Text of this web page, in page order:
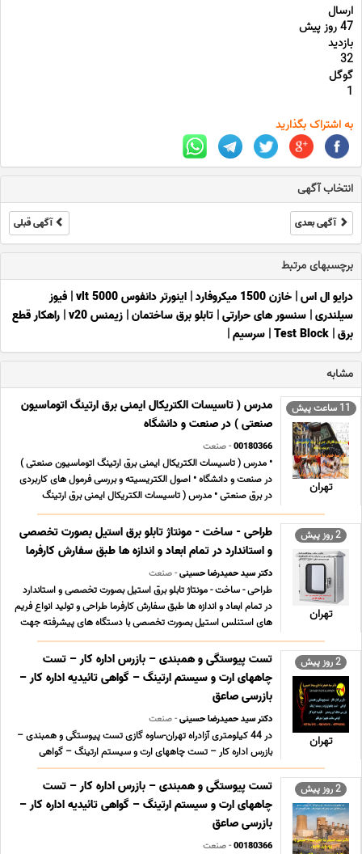
ارسال
47 روز پیش
بازدید
32
گوگل
1
به اشتراک بگذارید
انتخاب آگهی
آگهی بعدی آگهی قبلی
برچسبهای مرتبط
درایو ال اس| خازن 1500 میکروفارد | اینورتر دانفوس vlt 5000 | فیوز
سیلندری| سنسور های حرارتی| تابلو برق ساختمان| زیمنس v20 | راهکار قطع
برق|
Test Block
| سرسیم|
مشابه
11 ساعت پیش
تهران
مدرس ( تاسیسات الکتریکال ایمنی برق ارتینگ اتوماسیون
صنعتی ) در صنعت و دانشگاه
00180366- صنعت
• مدرس ( تاسیسات الکتریکال ایمنی برق ارتینگ اتوماسیون صنعتی )
در صنعت و دانشگاه • اصول الکتریسیته و بررسی فرمول های کاربردی
در برق صنعتی • مدرس ( تاسیسات الکتریکال ایمنی برق ارتینگ
اتوماسیون صنعتی ) در صنعت و دانشگاه • انواع ادوات برق صنعتی (
کلیدها- سوییچ ها- کنتاکتورها- ر ... ...
2 روز پیش
تهران
طراحی - ساخت - مونتاژ تابلو برق استیل بصورت تخصصی
و استاندارد در تمام ابعاد و اندازه ها طبق سفارش کارفرما
دکتر سید حمیدرضا حسینی- صنعت
طراحی - ساخت - مونتاژ تابلو برق استیل بصورت تخصصی و استاندارد
در تمام ابعاد و اندازه ها طبق سفارش کارفرما طراحی و تولید انواع فریم
های استنلس استیل بصورت تخصصی با دستگاه های پیشرفته جهت
بالا. ویژگی پنل یا فریم های استیل ... ...
2 روز پیش
تهران
تست پیوستگی و همبندی – بازرس اداره کار – تست
چاههای ارت و سیستم ارتینگ – گواهی تائیدیه اداره کار –
بازرسی صاعق
دکتر سید حمیدرضا حسینی- صنعت
در 44 کیلومتری آزادراه تهران-ساوه گازی تست پیوستگی و همبندی –
بازرس اداره کار – تست چاههای ارت و سیستم ارتینگ – گواهی
تائیدیه اداره کار – بازرسی صاعقه گیر و صدور گواهی سلامت تجهیزات
برقگیر نیروگاه شهید رجایی قزوین، در کیلومتر 25 آزادراه قزوین-تهران
حرارتی و سیکل ترکیبی تست پیوست ... ...
2 روز پیش
تست پیوستگی و همبندی – بازرس اداره کار – تست
چاههای ارت و سیستم ارتینگ – گواهی تائیدیه اداره کار –
بازرسی صاعق
00180366- صنعت